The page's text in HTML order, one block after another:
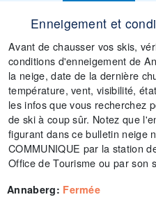
Enneigement et
Avant de chausser vos skis,
conditions d'enneigement de
la neige, date de la dernière
température, vent, visibilité,
les infos que vous recherchez
de ski à coup sûr. Notez que
figurant dans ce bulletin neige
COMMUNIQUE par la station
Office de Tourisme ou par son
Annaberg: Fermée